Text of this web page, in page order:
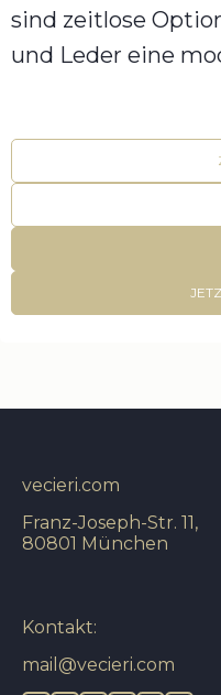
sind zeitlose
und Leder eine
vecieri.com
Franz-Joseph-Str. 11,
80801 München
Kontakt:
mail@vecieri.com